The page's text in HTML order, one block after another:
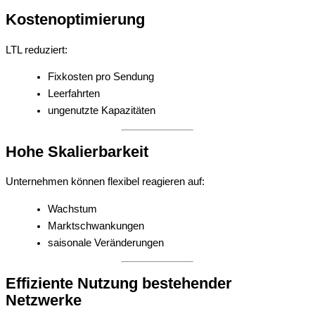
Kostenoptimierung
LTL reduziert:
Fixkosten pro Sendung
Leerfahrten
ungenutzte Kapazitäten
Hohe Skalierbarkeit
Unternehmen können flexibel reagieren auf:
Wachstum
Marktschwankungen
saisonale Veränderungen
Effiziente Nutzung bestehender
Netzwerke